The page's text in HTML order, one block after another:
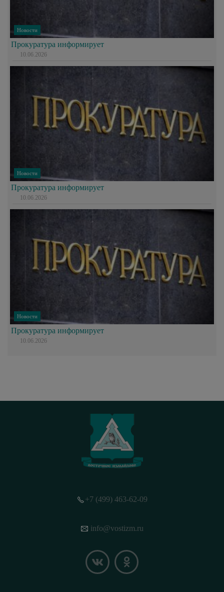
Новости
Прокуратура информирует
10.06.2026
Новости
Прокуратура информирует
10.06.2026
Новости
Прокуратура информирует
10.06.2026
+7 (499) 463-62-09
info@vostizm.ru